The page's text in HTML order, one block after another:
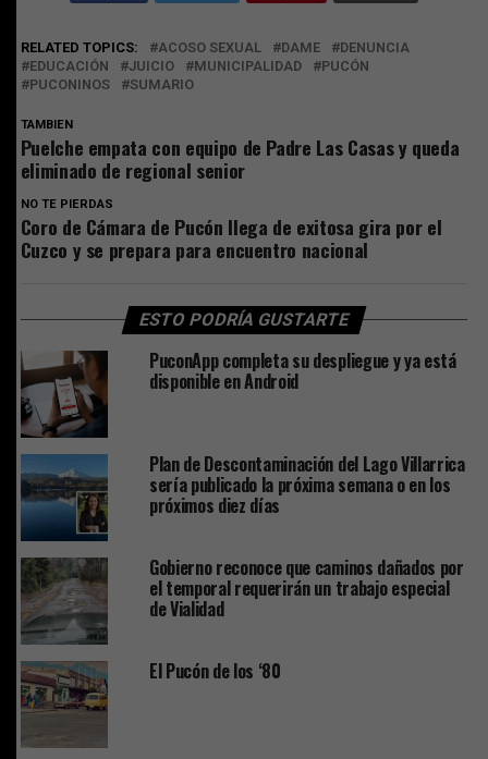
RELATED TOPICS: ACOSO SEXUAL DAME
DENUNCIA
EDUCACIÓN
JUICIO MUNICIPALIDAD
PUCÓN
PUCONINOS
SUMARIO
TAMBIEN
Puelche empata con equipo de Padre Las Casas y queda
eliminado de regional senior
NO TE PIERDAS
Coro de Cámara de Pucón llega de exitosa gira por el
Cuzco y se prepara para encuentro nacional
ESTO PODRÍA GUSTARTE
PuconApp completa su despliegue y ya está
disponible en Android
Plan de Descontaminación del Lago Villarrica
sería publicado la próxima semana o en los
próximos diez días
Gobierno reconoce que caminos dañados por
el temporal requerirán un trabajo especial
de Vialidad
El Pucón de los ‘80